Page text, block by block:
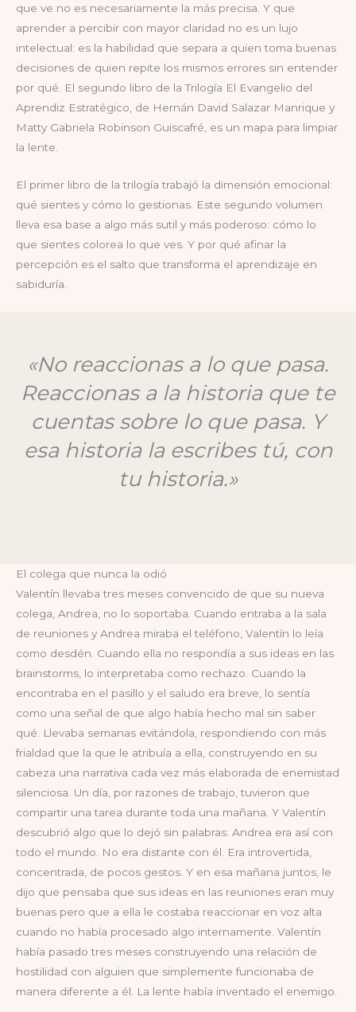
que ve no es necesariamente la más precisa. Y que
aprender a percibir con mayor claridad no es un lujo
intelectual: es la habilidad que separa a quien toma buenas
decisiones de quien repite los mismos errores sin entender
por qué. El segundo libro de la Trilogía El Evangelio del
Aprendiz Estratégico, de Hernán David Salazar Manrique y
Matty Gabriela Robinson Guiscafré, es un mapa para limpiar
la lente.
El primer libro de la trilogía trabajó la dimensión emocional:
qué sientes y cómo lo gestionas. Este segundo volumen
lleva esa base a algo más sutil y más poderoso: cómo lo
que sientes colorea lo que ves. Y por qué afinar la
percepción es el salto que transforma el aprendizaje en
sabiduría.
«No reaccionas a lo que pasa.
Reaccionas a la historia que te
cuentas sobre lo que pasa. Y
esa historia la escribes tú, con
tu historia.»
El colega que nunca la odió
Valentín llevaba tres meses convencido de que su nueva
colega, Andrea, no lo soportaba. Cuando entraba a la sala
de reuniones y Andrea miraba el teléfono, Valentín lo leía
como desdén. Cuando ella no respondía a sus ideas en las
brainstorms, lo interpretaba como rechazo. Cuando la
encontraba en el pasillo y el saludo era breve, lo sentía
como una señal de que algo había hecho mal sin saber
qué. Llevaba semanas evitándola, respondiendo con más
frialdad que la que le atribuía a ella, construyendo en su
cabeza una narrativa cada vez más elaborada de enemistad
silenciosa. Un día, por razones de trabajo, tuvieron que
compartir una tarea durante toda una mañana. Y Valentín
descubrió algo que lo dejó sin palabras: Andrea era así con
todo el mundo. No era distante con él. Era introvertida,
concentrada, de pocos gestos. Y en esa mañana juntos, le
dijo que pensaba que sus ideas en las reuniones eran muy
buenas pero que a ella le costaba reaccionar en voz alta
cuando no había procesado algo internamente. Valentín
había pasado tres meses construyendo una relación de
hostilidad con alguien que simplemente funcionaba de
manera diferente a él. La lente había inventado el enemigo.